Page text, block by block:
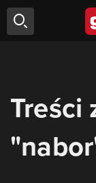
Treści